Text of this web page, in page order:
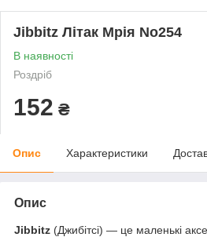
Jibbitz Літак Мрія No254
В наявності
Роздріб
152 ₴
Опис Характеристики
Опис
Jibbitz (Джибітсі) — це маленькі